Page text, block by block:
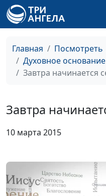
Главная Посмотреть
Духовное основание
Завтра начинается
Завтра
10 марта 2015
Мужчина: господство
Божье
предназначение
Условия успеха
Реакция на зло
Тактика зла